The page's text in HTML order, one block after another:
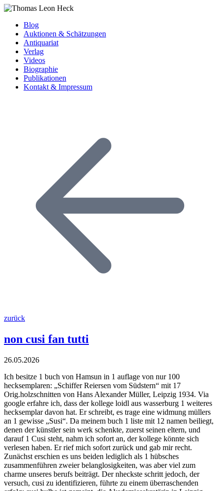
Blog
Auktionen & Schätzungen
Antiquariat
Verlag
Videos
Biographie
Publikationen
Kontakt & Impressum
zurück
non cusi fan tutti
26.05.2026
Ich besitze 1 buch von Hamsun in 1 auflage von nur 100
hecksemplaren: „Schiffer Reiersen vom Südstern“ mit 17
Orig.holzschnitten von Hans Alexander Müller, Leipzig 1934. Via
google erfahre ich, dass der kollege loidl aus wasserburg 1 weiteres
hecksemplar davon hat. Er schreibt, es trage eine widmung müllers
an 1 gewisse „Susi“. Da meinem buch 1 liste mit 12 namen beiliegt,
denen der künstler sein werk schenkte, zuerst seinen eltern, und
darauf 1 Cusi steht, nahm ich sofort an, der kollege könnte sich
verlesen haben. Er rief mich sofort zurück und gab mir recht.
Zunächst erschien es uns beiden lediglich als 1 hübsches
zusammenführen zweier belanglosigkeiten, was aber viel zum
charme unseres berufs beiträgt. Der nheckste schritt jedoch, der
versuch, cusi zu identifizieren, führte zu einem überraschenden